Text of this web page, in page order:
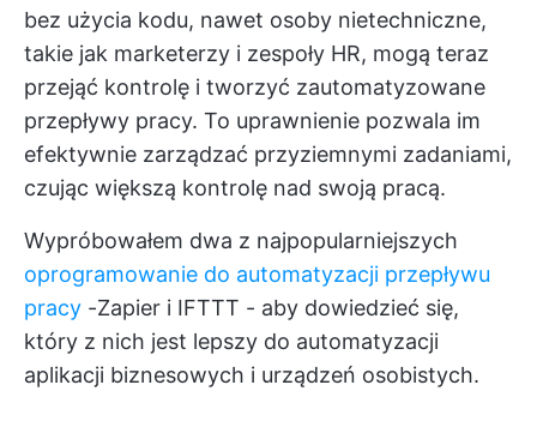
bez użycia kodu, nawet osoby nietechniczne,
takie jak marketerzy i zespoły HR, mogą teraz
przejąć kontrolę i tworzyć zautomatyzowane
przepływy pracy. To uprawnienie pozwala im
efektywnie zarządzać przyziemnymi zadaniami,
czując większą kontrolę nad swoją pracą.
Wypróbowałem dwa z najpopularniejszych
oprogramowanie do automatyzacji przepływu
pracy -Zapier i IFTTT - aby dowiedzieć się,
który z nich jest lepszy do automatyzacji
aplikacji biznesowych i urządzeń osobistych.